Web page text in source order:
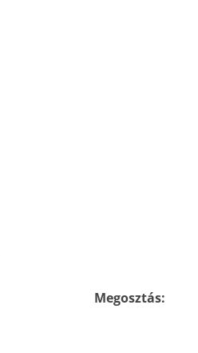
Megosztás: